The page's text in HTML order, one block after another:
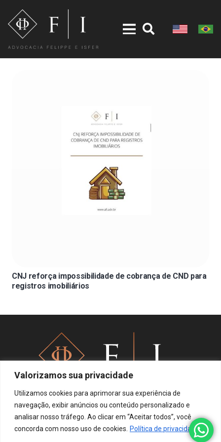
Valorizamos sua privacidade
Utilizamos cookies para aprimorar sua experiência de
navegação, exibir anúncios ou conteúdo personalizado e
analisar nosso tráfego. Ao clicar em “Aceitar todos”, você
concorda com nosso uso de cookies. Política de privacidade
CNJ reforça impossibilidade de cobrança de CND para
registros imobiliários
Política de privacidade